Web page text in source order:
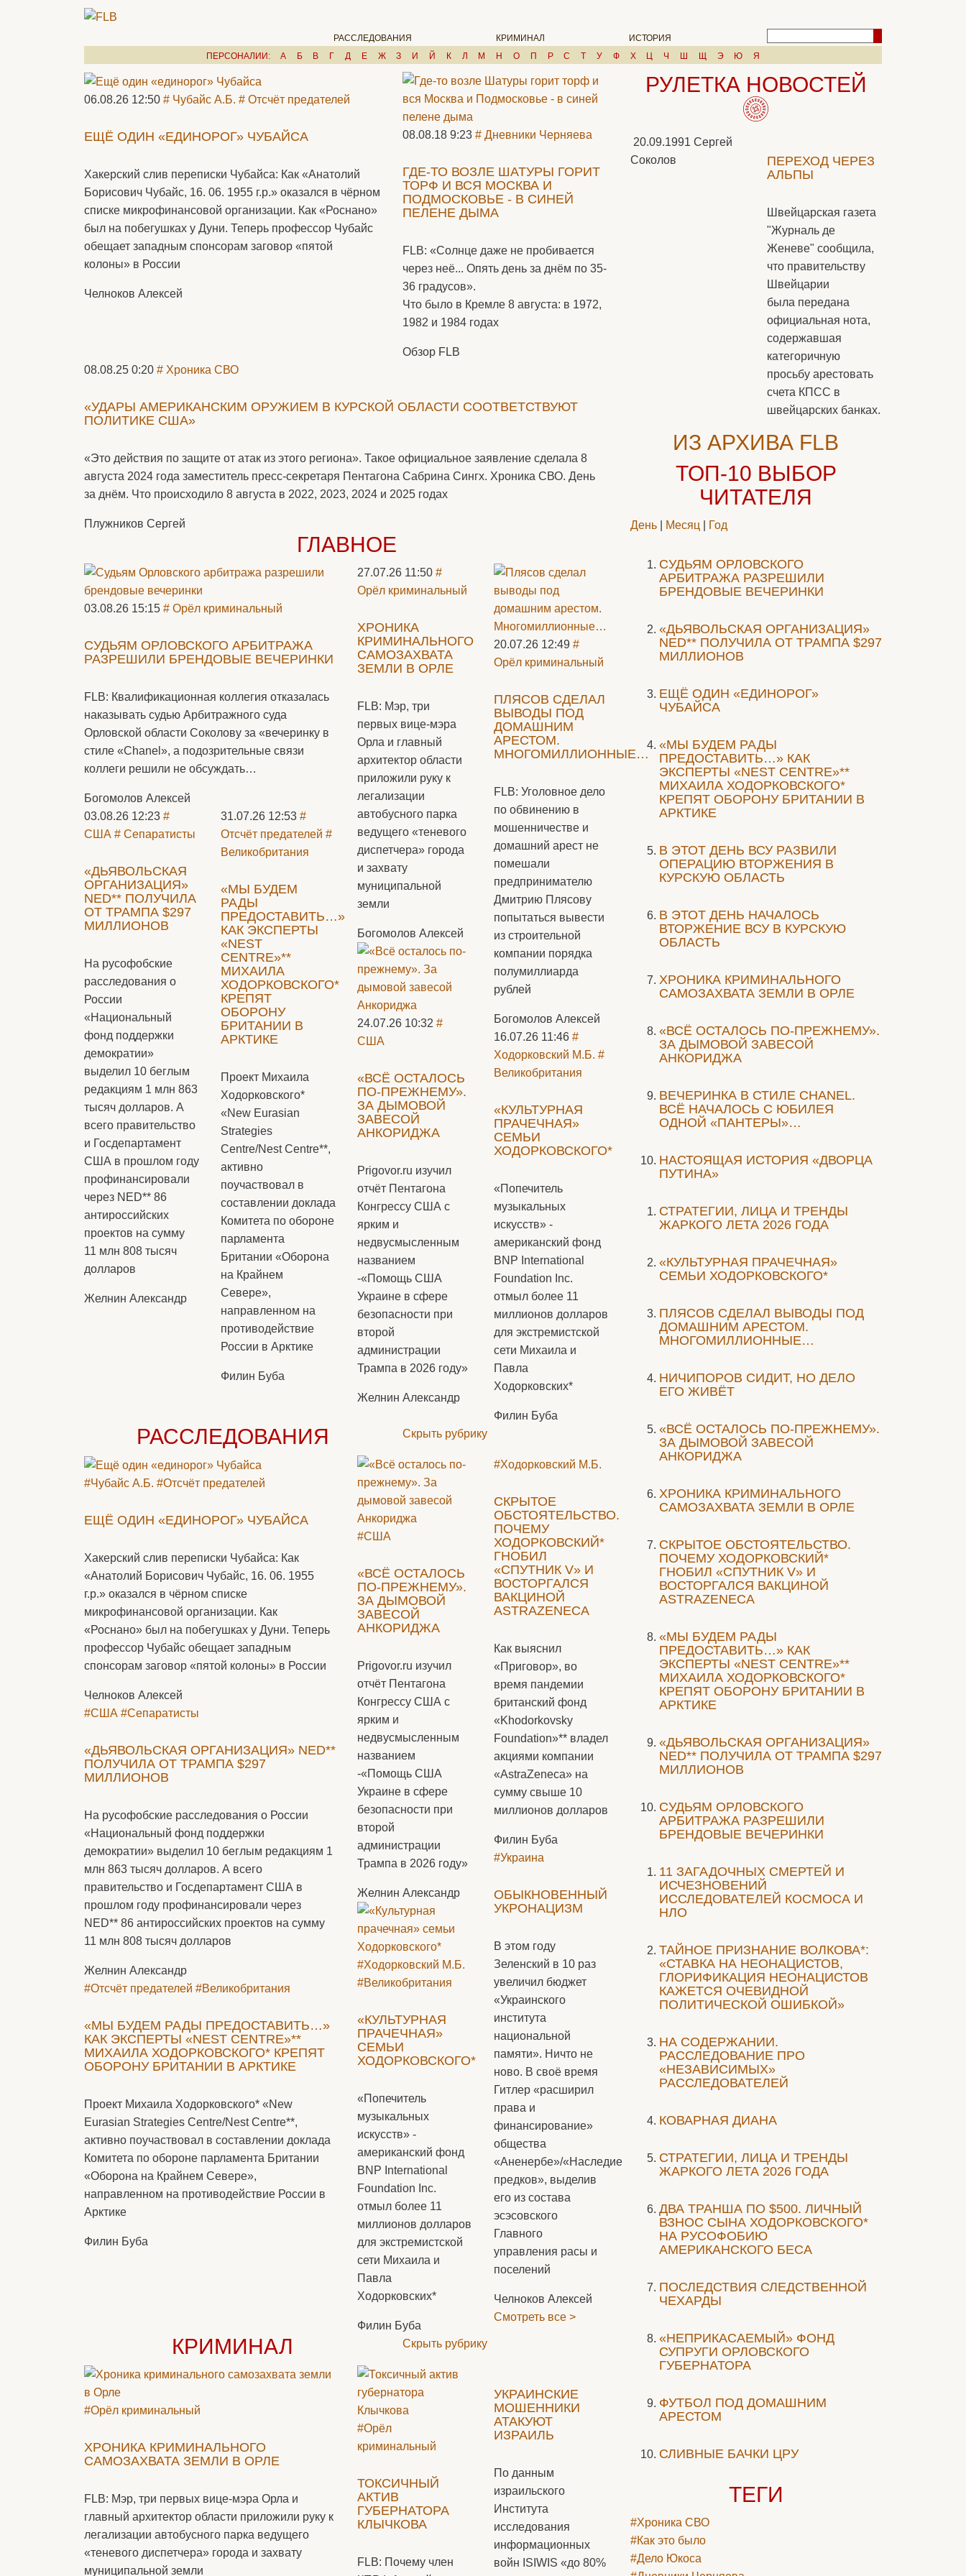
РАССЛЕДОВАНИЯ КРИМИНАЛ
ИСТОРИЯ
ПЕРСОНАЛИИ:
А Б В Г Д Е Ж З И Й К Л М Н О П Р С Т У Ф Х Ц Ч Ш Щ Э Ю Я
06.08.26 12:50 # Чубайс А.Б. # Отсчёт предателей
ЕЩЁ ОДИН «ЕДИНОРОГ» ЧУБАЙСА
Хакерский слив переписки Чубайса: Как «Анатолий
Борисович Чубайс, 16. 06. 1955 г.р.» оказался в чёрном
списке микрофинансовой организации. Как «Роснано»
был на побегушках у Дуни. Теперь профессор Чубайс
обещает западным спонсорам заговор «пятой
колоны» в России
Челноков Алексей
08.08.18 9:23 # Дневники Черняева
ГДЕ-ТО ВОЗЛЕ ШАТУРЫ ГОРИТ
ТОРФ И ВСЯ МОСКВА И
ПОДМОСКОВЬЕ - В СИНЕЙ
ПЕЛЕНЕ ДЫМА
FLB: «Солнце даже не пробивается
через неё... Опять день за днём по 35-
36 градусов».
Что было в Кремле 8 августа: в 1972,
1982 и 1984 годах
Обзор FLB
08.08.25 0:20 # Хроника СВО
«УДАРЫ АМЕРИКАНСКИМ ОРУЖИЕМ В КУРСКОЙ ОБЛАСТИ СООТВЕТСТВУЮТ
ПОЛИТИКЕ США»
«Это действия по защите от атак из этого региона». Такое официальное заявление сделала 8
августа 2024 года заместитель пресс-секретаря Пентагона Сабрина Сингх. Хроника СВО. День
за днём. Что происходило 8 августа в 2022, 2023, 2024 и 2025 годах
Плужников Сергей
ГЛАВНОЕ
03.08.26 15:15 # Орёл криминальный
CУДЬЯМ ОРЛОВСКОГО АРБИТРАЖА
РАЗРЕШИЛИ БРЕНДОВЫЕ ВЕЧЕРИНКИ
FLB: Квалификационная коллегия отказалась
наказывать судью Арбитражного суда
Орловской области Соколову за «вечеринку в
стиле «Chanel», а подозрительные связи
коллеги решили не обсуждать…
Богомолов Алексей
03.08.26 12:23 #
США # Сепаратисты
«ДЬЯВОЛЬСКАЯ
ОРГАНИЗАЦИЯ»
NED** ПОЛУЧИЛА
ОТ ТРАМПА $297
МИЛЛИОНОВ
На русофобские
расследования о
России
«Национальный
фонд поддержки
демократии»
выделил 10 беглым
редакциям 1 млн 863
тысяч долларов. А
всего правительство
и Госдепартамент
США в прошлом году
профинансировали
через NED** 86
антироссийских
проектов на сумму
11 млн 808 тысяч
долларов
Желнин Александр
31.07.26 12:53 #
Отсчёт предателей #
Великобритания
«МЫ БУДЕМ
РАДЫ
ПРЕДОСТАВИТЬ…»
КАК ЭКСПЕРТЫ
«NEST
CENTRE»**
МИХАИЛА
ХОДОРКОВСКОГО*
КРЕПЯТ
ОБОРОНУ
БРИТАНИИ В
АРКТИКЕ
Проект Михаила
Ходорковского*
«New Eurasian
Strategies
Centre/Nest Centre**,
активно
поучаствовал в
составлении доклада
Комитета по обороне
парламента
Британии «Оборона
на Крайнем
Севере»,
направленном на
противодействие
России в Арктике
Филин Буба
27.07.26 11:50 #
Орёл криминальный
ХРОНИКА
КРИМИНАЛЬНОГО
САМОЗАХВАТА
ЗЕМЛИ В ОРЛЕ
FLB: Мэр, три
первых вице-мэра
Орла и главный
архитектор области
приложили руку к
легализации
автобусного парка
ведущего «теневого
диспетчера» города
и захвату
муниципальной
земли
Богомолов Алексей
24.07.26 10:32 #
США
«ВСЁ ОСТАЛОСЬ
ПО-ПРЕЖНЕМУ».
ЗА ДЫМОВОЙ
ЗАВЕСОЙ
АНКОРИДЖА
Prigovor.ru изучил
отчёт Пентагона
Конгрессу США с
ярким и
недвусмысленным
названием
-«Помощь США
Украине в сфере
безопасности при
второй
администрации
Трампа в 2026 году»
Желнин Александр
20.07.26 12:49 #
Орёл криминальный
ПЛЯСОВ СДЕЛАЛ
ВЫВОДЫ ПОД
ДОМАШНИМ
АРЕСТОМ.
МНОГОМИЛЛИОННЫЕ…
FLB: Уголовное дело
по обвинению в
мошенничестве и
домашний арест не
помешали
предпринимателю
Дмитрию Плясову
попытаться вывести
из строительной
компании порядка
полумиллиарда
рублей
Богомолов Алексей
16.07.26 11:46 #
Ходорковский М.Б. #
Великобритания
«КУЛЬТУРНАЯ
ПРАЧЕЧНАЯ»
СЕМЬИ
ХОДОРКОВСКОГО*
«Попечитель
музыкальных
искусств» -
американский фонд
BNP International
Foundation Inc.
отмыл более 11
миллионов долларов
для экстремистской
сети Михаила и
Павла
Ходорковских*
Филин Буба
Скрыть рубрику
РАССЛЕДОВАНИЯ
#Чубайс А.Б. #Отсчёт предателей
ЕЩЁ ОДИН «ЕДИНОРОГ» ЧУБАЙСА
Хакерский слив переписки Чубайса: Как
«Анатолий Борисович Чубайс, 16. 06. 1955
г.р.» оказался в чёрном списке
микрофинансовой организации. Как
«Роснано» был на побегушках у Дуни. Теперь
профессор Чубайс обещает западным
спонсорам заговор «пятой колоны» в России
Челноков Алексей
#США #Сепаратисты
«ДЬЯВОЛЬСКАЯ ОРГАНИЗАЦИЯ» NED**
ПОЛУЧИЛА ОТ ТРАМПА $297
МИЛЛИОНОВ
На русофобские расследования о России
«Национальный фонд поддержки
демократии» выделил 10 беглым редакциям 1
млн 863 тысяч долларов. А всего
правительство и Госдепартамент США в
прошлом году профинансировали через
NED** 86 антироссийских проектов на сумму
11 млн 808 тысяч долларов
Желнин Александр
#Отсчёт предателей #Великобритания
«МЫ БУДЕМ РАДЫ ПРЕДОСТАВИТЬ…»
КАК ЭКСПЕРТЫ «NEST CENTRE»**
МИХАИЛА ХОДОРКОВСКОГО* КРЕПЯТ
ОБОРОНУ БРИТАНИИ В АРКТИКЕ
Проект Михаила Ходорковского* «New
Eurasian Strategies Centre/Nest Centre**,
активно поучаствовал в составлении доклада
Комитета по обороне парламента Британии
«Оборона на Крайнем Севере»,
направленном на противодействие России в
Арктике
Филин Буба
#США
«ВСЁ ОСТАЛОСЬ
ПО-ПРЕЖНЕМУ».
ЗА ДЫМОВОЙ
ЗАВЕСОЙ
АНКОРИДЖА
Prigovor.ru изучил
отчёт Пентагона
Конгрессу США с
ярким и
недвусмысленным
названием
-«Помощь США
Украине в сфере
безопасности при
второй
администрации
Трампа в 2026 году»
Желнин Александр
#Ходорковский М.Б.
#Великобритания
«КУЛЬТУРНАЯ
ПРАЧЕЧНАЯ»
СЕМЬИ
ХОДОРКОВСКОГО*
«Попечитель
музыкальных
искусств» -
американский фонд
BNP International
Foundation Inc.
отмыл более 11
миллионов долларов
для экстремистской
сети Михаила и
Павла
Ходорковских*
Филин Буба
#Ходорковский М.Б.
СКРЫТОЕ
ОБСТОЯТЕЛЬСТВО.
ПОЧЕМУ
ХОДОРКОВСКИЙ*
ГНОБИЛ
«СПУТНИК V» И
ВОСТОРГАЛСЯ
ВАКЦИНОЙ
ASTRAZENECA
Как выяснил
«Приговор», во
время пандемии
британский фонд
«Khodorkovsky
Foundation»** владел
акциями компании
«AstraZeneca» на
сумму свыше 10
миллионов долларов
Филин Буба
#Украина
ОБЫКНОВЕННЫЙ
УКРОНАЦИЗМ
В этом году
Зеленский в 10 раз
увеличил бюджет
«Украинского
института
национальной
памяти». Ничто не
ново. В своё время
Гитлер «расширил
права и
финансирование»
общества
«Аненербе»/«Наследие
предков», выделив
его из состава
эсэсовского
Главного
управления расы и
поселений
Челноков Алексей
Смотреть все >
Скрыть рубрику
КРИМИНАЛ
#Орёл криминальный
ХРОНИКА КРИМИНАЛЬНОГО
САМОЗАХВАТА ЗЕМЛИ В ОРЛЕ
FLB: Мэр, три первых вице-мэра Орла и
главный архитектор области приложили руку к
легализации автобусного парка ведущего
«теневого диспетчера» города и захвату
муниципальной земли
#Орёл
криминальный
ТОКСИЧНЫЙ
АКТИВ
ГУБЕРНАТОРА
КЛЫЧКОВА
FLB: Почему член
УКРАИНСКИЕ
МОШЕННИКИ
АТАКУЮТ
ИЗРАИЛЬ
По данным
израильского
Института
исследования
информационных
войн ISIWIS «до 80%
РУЛЕТКА НОВОСТЕЙ
20.09.1991 Сергей
Соколов
ПЕРЕХОД ЧЕРЕЗ
АЛЬПЫ
Швейцарская газета
"Журналь де
Женеве" сообщила,
что правительству
Швейцарии
была передана
официальная нота,
содержавшая
категоричную
просьбу арестовать
счета КПСС в
швейцарских банках.
ИЗ АРХИВА FLB
ТОП-10 ВЫБОР
ЧИТАТЕЛЯ
День Месяц Год
CУДЬЯМ ОРЛОВСКОГО
АРБИТРАЖА РАЗРЕШИЛИ
БРЕНДОВЫЕ ВЕЧЕРИНКИ
«ДЬЯВОЛЬСКАЯ ОРГАНИЗАЦИЯ»
NED** ПОЛУЧИЛА ОТ ТРАМПА $297
МИЛЛИОНОВ
ЕЩЁ ОДИН «ЕДИНОРОГ»
ЧУБАЙСА
«МЫ БУДЕМ РАДЫ
ПРЕДОСТАВИТЬ…» КАК
ЭКСПЕРТЫ «NEST CENTRE»**
МИХАИЛА ХОДОРКОВСКОГО*
КРЕПЯТ ОБОРОНУ БРИТАНИИ В
АРКТИКЕ
В ЭТОТ ДЕНЬ ВСУ РАЗВИЛИ
ОПЕРАЦИЮ ВТОРЖЕНИЯ В
КУРСКУЮ ОБЛАСТЬ
В ЭТОТ ДЕНЬ НАЧАЛОСЬ
ВТОРЖЕНИЕ ВСУ В КУРСКУЮ
ОБЛАСТЬ
ХРОНИКА КРИМИНАЛЬНОГО
САМОЗАХВАТА ЗЕМЛИ В ОРЛЕ
«ВСЁ ОСТАЛОСЬ ПО-ПРЕЖНЕМУ».
ЗА ДЫМОВОЙ ЗАВЕСОЙ
АНКОРИДЖА
ВЕЧЕРИНКА В СТИЛЕ СHANEL.
ВСЁ НАЧАЛОСЬ С ЮБИЛЕЯ
ОДНОЙ «ПАНТЕРЫ»…
НАСТОЯЩАЯ ИСТОРИЯ «ДВОРЦА
ПУТИНА»
СТРАТЕГИИ, ЛИЦА И ТРЕНДЫ
ЖАРКОГО ЛЕТА 2026 ГОДА
«КУЛЬТУРНАЯ ПРАЧЕЧНАЯ»
СЕМЬИ ХОДОРКОВСКОГО*
ПЛЯСОВ СДЕЛАЛ ВЫВОДЫ ПОД
ДОМАШНИМ АРЕСТОМ.
МНОГОМИЛЛИОННЫЕ…
НИЧИПОРОВ СИДИТ, НО ДЕЛО
ЕГО ЖИВЁТ
«ВСЁ ОСТАЛОСЬ ПО-ПРЕЖНЕМУ».
ЗА ДЫМОВОЙ ЗАВЕСОЙ
АНКОРИДЖА
ХРОНИКА КРИМИНАЛЬНОГО
САМОЗАХВАТА ЗЕМЛИ В ОРЛЕ
СКРЫТОЕ ОБСТОЯТЕЛЬСТВО.
ПОЧЕМУ ХОДОРКОВСКИЙ*
ГНОБИЛ «СПУТНИК V» И
ВОСТОРГАЛСЯ ВАКЦИНОЙ
ASTRAZENECA
«МЫ БУДЕМ РАДЫ
ПРЕДОСТАВИТЬ…» КАК
ЭКСПЕРТЫ «NEST CENTRE»**
МИХАИЛА ХОДОРКОВСКОГО*
КРЕПЯТ ОБОРОНУ БРИТАНИИ В
АРКТИКЕ
«ДЬЯВОЛЬСКАЯ ОРГАНИЗАЦИЯ»
NED** ПОЛУЧИЛА ОТ ТРАМПА $297
МИЛЛИОНОВ
CУДЬЯМ ОРЛОВСКОГО
АРБИТРАЖА РАЗРЕШИЛИ
БРЕНДОВЫЕ ВЕЧЕРИНКИ
11 ЗАГАДОЧНЫХ СМЕРТЕЙ И
ИСЧЕЗНОВЕНИЙ
ИССЛЕДОВАТЕЛЕЙ КОСМОСА И
НЛО
ТАЙНОЕ ПРИЗНАНИЕ ВОЛКОВА*:
«СТАВКА НА НЕОНАЦИСТОВ,
ГЛОРИФИКАЦИЯ НЕОНАЦИСТОВ
КАЖЕТСЯ ОЧЕВИДНОЙ
ПОЛИТИЧЕСКОЙ ОШИБКОЙ»
НА СОДЕРЖАНИИ.
РАССЛЕДОВАНИЕ ПРО
«НЕЗАВИСИМЫХ»
РАССЛЕДОВАТЕЛЕЙ
КОВАРНАЯ ДИАНА
СТРАТЕГИИ, ЛИЦА И ТРЕНДЫ
ЖАРКОГО ЛЕТА 2026 ГОДА
ДВА ТРАНША ПО $500. ЛИЧНЫЙ
ВЗНОС СЫНА ХОДОРКОВСКОГО*
НА РУСОФОБИЮ
АМЕРИКАНСКОГО БЕСА
ПОСЛЕДСТВИЯ СЛЕДСТВЕННОЙ
ЧЕХАРДЫ
«НЕПРИКАСАЕМЫЙ» ФОНД
СУПРУГИ ОРЛОВСКОГО
ГУБЕРНАТОРА
ФУТБОЛ ПОД ДОМАШНИМ
АРЕСТОМ
СЛИВНЫЕ БАЧКИ ЦРУ
ТЕГИ
#Хроника СВО
#Как это было
#Дело Юкоса